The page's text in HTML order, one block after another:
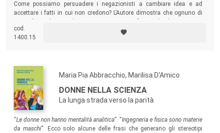
Come possiamo persuadere i negazionisti a cambiare idea e ad
accettare i fatti in cui non credono? L’Autore dimostra che ognuno di
farlo: se non lo facessimo, saremmo destinati alla rovina.
cod.
1400.15
Maria Pia Abbracchio, Marilisa D'Amico
DONNE NELLA SCIENZA
La lunga strada verso la parità
“Le donne non hanno mentalità analitica”. “Ingegneria e fisica sono materie
da maschi”.
Ecco solo alcune delle frasi che generano gli stereotipi